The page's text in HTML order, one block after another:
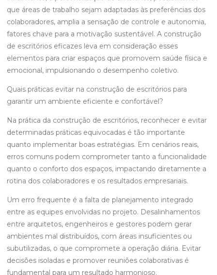
que áreas de trabalho sejam adaptadas às preferências dos
colaboradores, amplia a sensação de controle e autonomia,
fatores chave para a motivação sustentável. A construção
de escritórios eficazes leva em consideração esses
elementos para criar espaços que promovem saúde física e
emocional, impulsionando o desempenho coletivo.
Quais práticas evitar na construção de escritórios para
garantir um ambiente eficiente e confortável?
Na prática da construção de escritórios, reconhecer e evitar
determinadas práticas equivocadas é tão importante
quanto implementar boas estratégias. Em cenários reais,
erros comuns podem comprometer tanto a funcionalidade
quanto o conforto dos espaços, impactando diretamente a
rotina dos colaboradores e os resultados empresariais.
Um erro frequente é a falta de planejamento integrado
entre as equipes envolvidas no projeto. Desalinhamentos
entre arquitetos, engenheiros e gestores podem gerar
ambientes mal distribuídos, com áreas insuficientes ou
subutilizadas, o que compromete a operação diária. Evitar
decisões isoladas e promover reuniões colaborativas é
fundamental para um resultado harmonioso.